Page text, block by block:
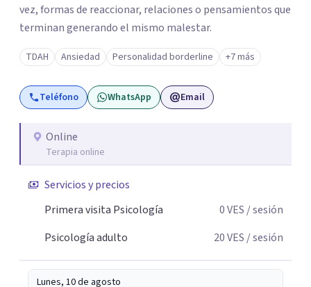
vez, formas de reaccionar, relaciones o pensamientos que
terminan generando el mismo malestar.
TDAH Ansiedad Personalidad borderline +7 más
Teléfono WhatsApp Email
Online
Terapia online
Servicios y precios
Primera visita Psicología
0VES / sesión
Psicología adulto
20VES / sesión
Lunes, 10 de agosto